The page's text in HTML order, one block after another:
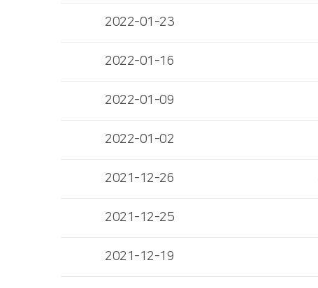
2022-01-23
2022-01-16
2022-01-09
2022-01-02
2021-12-26
2021-12-25
2021-12-19